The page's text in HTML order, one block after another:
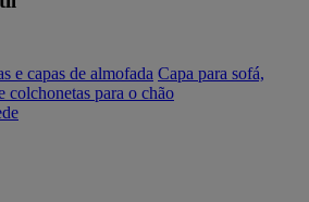
e capas de almofada Capa para sofá,
colchonetas para o chão